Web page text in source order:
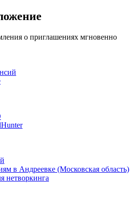
о приглашениях мгновенно
в Андреевке (Московская область)
нетворкинга